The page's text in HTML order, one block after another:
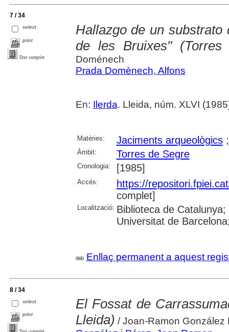
7 / 34
select
print
Text complet
Hallazgo de un
de les Bruixes" (Torres
Doménech
Prada Domènech, Alfons
En: Ilerda. Lleida, núm. XLVI
Matèries: Jaciments arqueològics
Àmbit: Torres de Segre
Cronologia: [1985]
Accés:
https://
complet]
Localització: Biblioteca de
Universitat de
Enllaç permanent a aquest
8 / 34
select
print
El Fossat de
Lleida) / Joan-Ramon González